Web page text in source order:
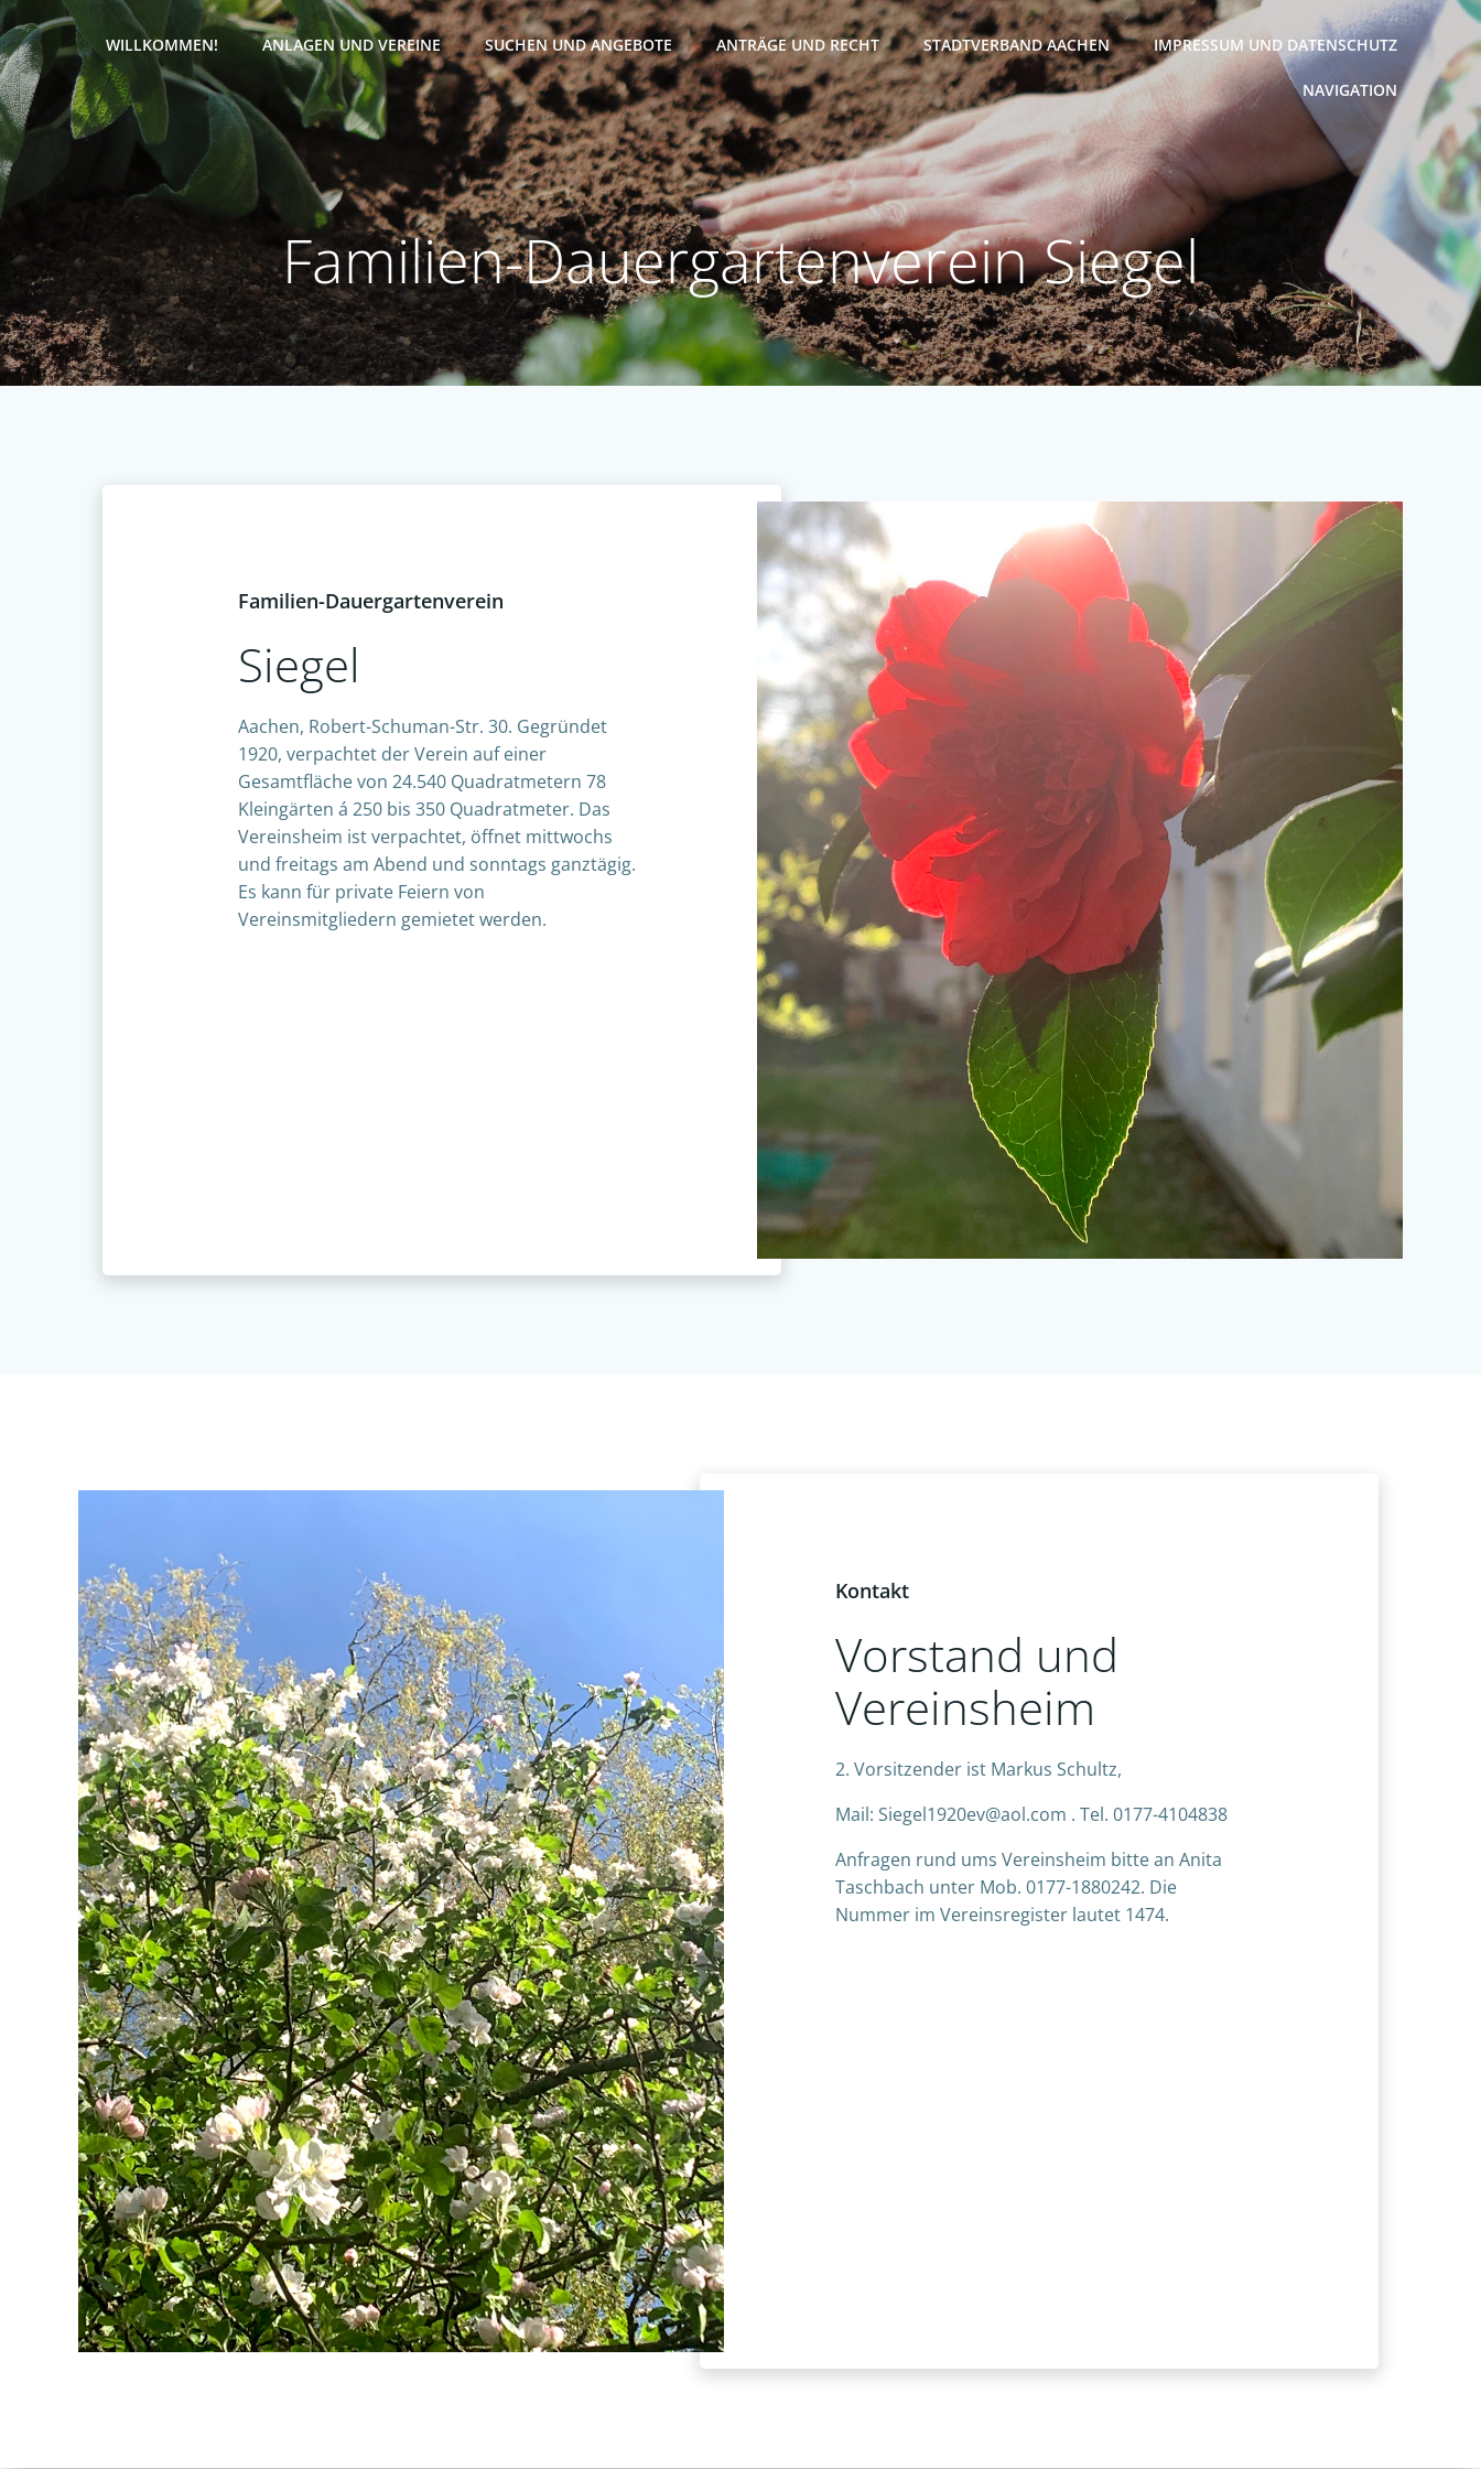
Zum
Inhalt
springen
WILLKOMMEN! ANLAGEN UND VEREINE SUCHEN UND ANGEBOTE ANTRÄGE UND RECHT STADTVERBAND AACHEN IMPRESSUM UND DATENSCHUTZ
NAVIGATION
Familien-Dauergartenverein Siegel
Familien-Dauergartenverein
Siegel
Aachen, Robert-Schuman-Str. 30. Gegründet
1920, verpachtet der Verein auf einer
Gesamtfläche von 24.540 Quadratmetern 78
Kleingärten á 250 bis 350 Quadratmeter. Das
Vereinsheim ist verpachtet, öffnet mittwochs
und freitags am Abend und sonntags ganztägig.
Es kann für private Feiern von
Vereinsmitgliedern gemietet werden.
Kontakt
Vorstand und
Vereinsheim
2. Vorsitzender ist Markus Schultz,
Mail: Siegel1920ev@aol.com . Tel. 0177-4104838
Anfragen rund ums Vereinsheim bitte an Anita
Taschbach unter Mob. 0177-1880242. Die
Nummer im Vereinsregister lautet 1474.